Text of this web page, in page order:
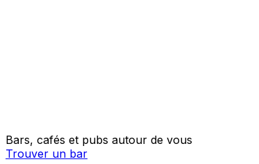
Bars, cafés et pubs autour de vous
Trouver un bar